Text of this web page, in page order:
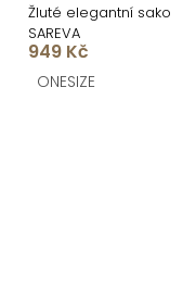
Žluté elegantní sako
SAREVA
949 Kč
ONESIZE